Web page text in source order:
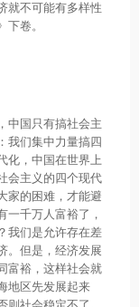
就不可能有多样性
下卷。
中国只有搞社会主
我们集中力量搞四
化，中国在世界上
会主义的四个现代
家的困难，才能避
一千万人富裕了，
我们是允许存在差
。但是，经济发展
富裕，这样社会就
地区先发展起来